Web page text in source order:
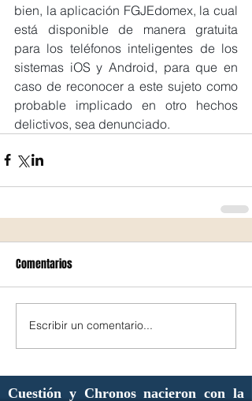
bien, la aplicación FGJEdomex, la cual
está disponible de manera gratuita
para los teléfonos inteligentes de los
sistemas iOS y Android, para que en
caso de reconocer a este sujeto como
probable implicado en otro hechos
delictivos, sea denunciado.
Comentarios
Escribir un comentario...
Cuestión y Chronos nacieron con la